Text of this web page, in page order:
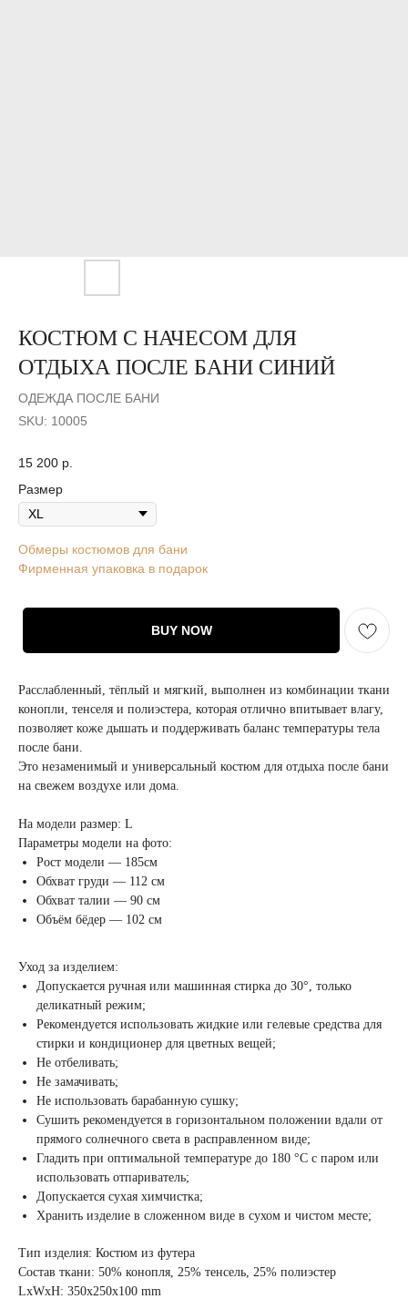
КОСТЮМ С НАЧЕСОМ ДЛЯ
ОТДЫХА ПОСЛЕ БАНИ СИНИЙ
ОДЕЖДА ПОСЛЕ БАНИ
SKU: 10005
15 200 р.
Размер
Обмеры костюмов для бани
Фирменная упаковка в подарок
BUY NOW
Расслабленный, тёплый и мягкий, выполнен из комбинации ткани
конопли, тенселя и полиэстера, которая отлично впитывает влагу,
позволяет коже дышать и поддерживать баланс температуры тела
после бани.
Это незаменимый и универсальный костюм для отдыха после бани
на свежем воздухе или дома.
На модели размер: L
Параметры модели на фото:
Рост модели — 185см
Обхват груди — 112 см
Обхват талии — 90 см
Объём бёдер — 102 см
Уход за изделием:
Допускается ручная или машинная стирка до 30°, только
деликатный режим;
Рекомендуется использовать жидкие или гелевые средства для
стирки и кондиционер для цветных вещей;
Не отбеливать;
Не замачивать;
Не использовать барабанную сушку;
Сушить рекомендуется в горизонтальном положении вдали от
прямого солнечного света в расправленном виде;
Гладить при оптимальной температуре до 180 °C с паром или
использовать отпариватель;
Допускается сухая химчистка;
Хранить изделие в сложенном виде в сухом и чистом месте;
Тип изделия: Костюм из футера
Состав ткани: 50% конопля, 25% тенсель, 25% полиэстер
LxWxH: 350x250x100 mm